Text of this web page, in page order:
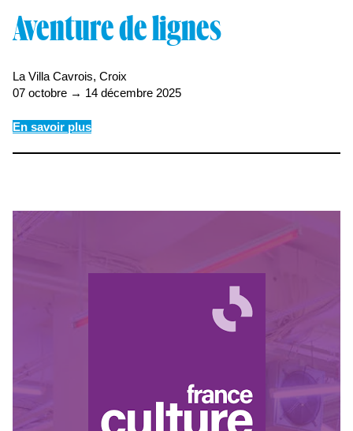
Aventure de lignes
La Villa Cavrois, Croix
07 octobre → 14 décembre 2025
En savoir plus